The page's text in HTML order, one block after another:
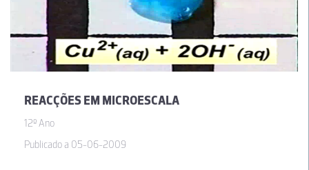
REACÇÕES EM MICROESCALA
12º Ano
Publicado a 05-06-2009